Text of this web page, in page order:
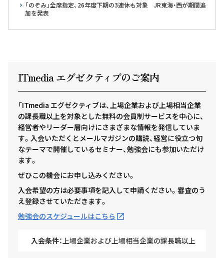
「のぞみ」全席指定、26年度下期の3連休も対象 JR東海・西が期間追
加を発表
ITmedia エグゼクティ ブのご案内
「ITmedia エグゼクティブは、上場企業および上場相当企業
の課長職以上を対象とした無料の会員制サービスを中心に、
経営者やリーダー層向けにさまざまな情報を発信していま
す。入会いただくとメールマガジンの購読、経営に役立つ旬
なテーマで開催しているセミナー、勉強会にも参加いただけ
ます。
ぜひこの機会にお申し込みください。
入会希望の方は必要事項を記入して申請ください。審査のう
え登録させていただきます。
勉強会のスケジュールはこちら
入会条件：上場企業および上場相当企業の課長職以上